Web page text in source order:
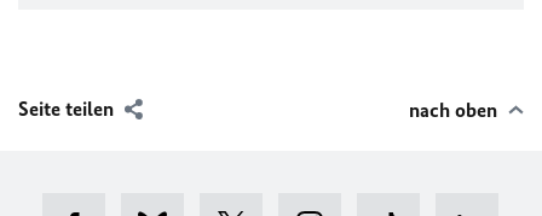
Seite teilen nach oben